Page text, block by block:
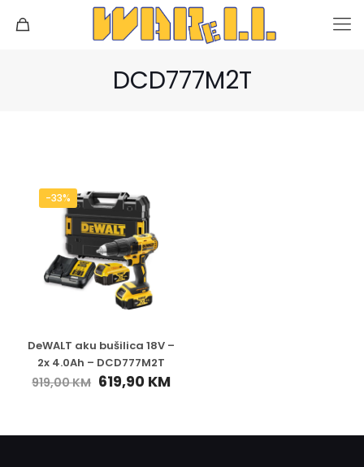
DCD777M2T
-33%
DeWALT aku bušilica 18V –
2x 4.0Ah – DCD777M2T
919,00KM 619,90 KM